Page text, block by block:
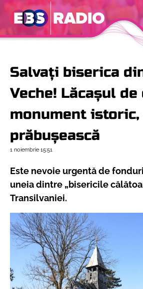
Salvați biserica
Veche! Lăcașul de
monument istoric,
prăbușească
1 noiembrie 15:51
Este nevoie urgentă de
uneia dintre „bisericile
Transilvaniei.